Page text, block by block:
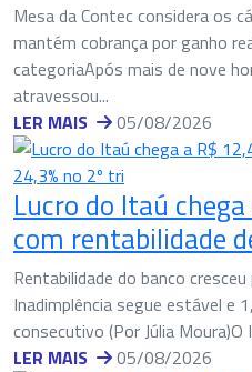
Mesa da Contec considera os
mantém cobrança por ganho
categoriaApós mais de nove
atravessou...
LER MAIS
05/08/2026
Lucro do Itaú
com rentabilidade
Rentabilidade do banco
Inadimplência segue estável e
consecutivo (Por Júlia Moura)O
LER MAIS
05/08/2026